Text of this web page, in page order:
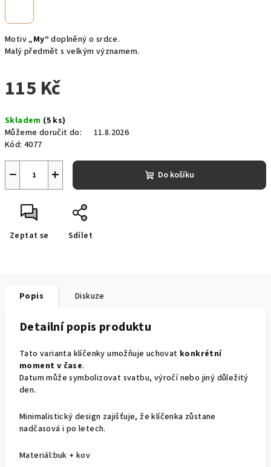
Motiv„My“ doplněný o srdce.
Malý předmět s velkým významem.
115 Kč
cena:
Skladem (5 ks)
Můžeme doručit do:
11.8.2026
Kód: 4077
+
− Do košíku
Zeptat se Sdílet
Popis Diskuze
Detailní popis produktu
Tato varianta klíčenky umožňuje uchovat konkrétní
moment v čase.
Datum může symbolizovat svatbu, výročí nebo jiný důležitý
den.
Minimalistický design zajišťuje, že klíčenka zůstane
nadčasová i po letech.
Materiál:buk + kov